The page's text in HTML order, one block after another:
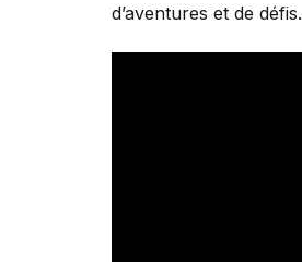
d’aventures et de défis.